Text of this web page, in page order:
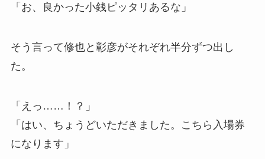
「お、良かった小銭ピッタリあるな」
そう言って修也と彰彦がそれぞれ半分ずつ出し
た。
「えっ……！？」
「はい、ちょうどいただきました。こちら入場券
になります」